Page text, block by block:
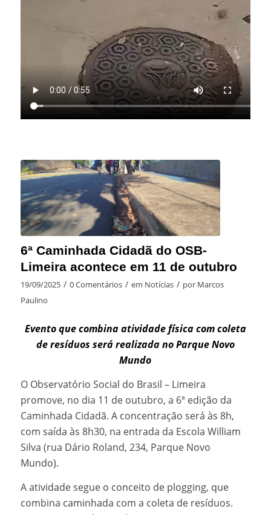
6ª Caminhada Cidadã do OSB-
Limeira acontece em 11 de outubro
19/09/2025 / 0 Comentários / em Notícias / por Marcos
Paulino
Evento que combina atividade física com coleta
de resíduos será realizada no Parque Novo
Mundo
O Observatório Social do Brasil – Limeira
promove, no dia 11 de outubro, a 6ª edição da
Caminhada Cidadã. A concentração será às 8h,
com saída às 8h30, na entrada da Escola William
Silva (rua Dário Roland, 234, Parque Novo
Mundo).
A atividade segue o conceito de plogging, que
combina caminhada com a coleta de resíduos.